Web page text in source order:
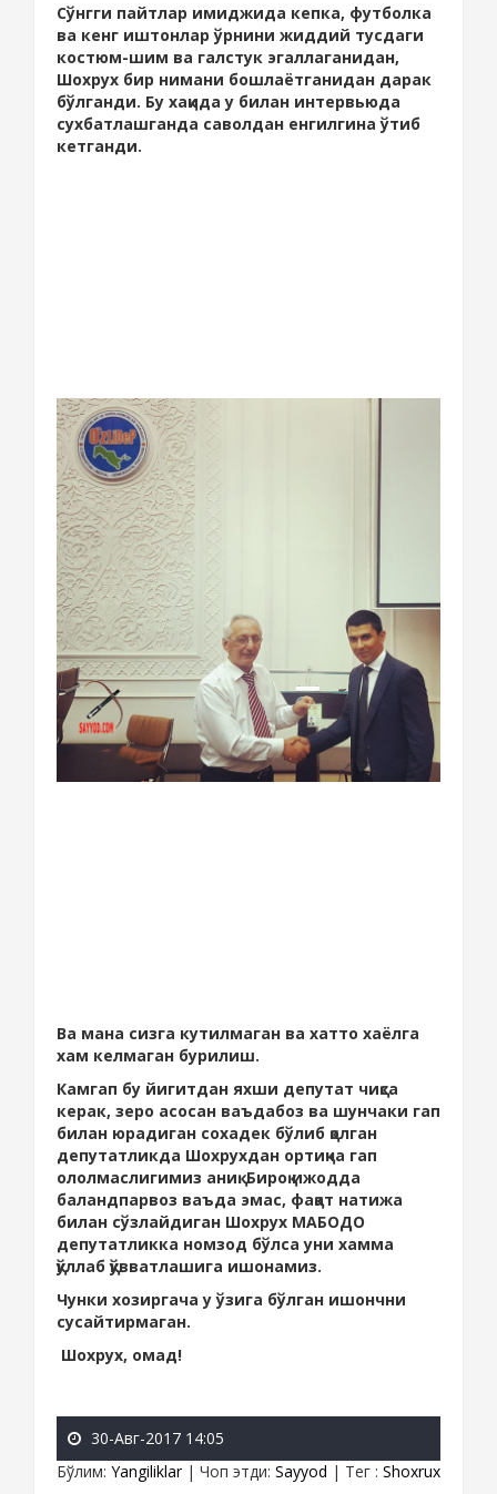
Сўнгги пайтлар имиджида кепка, футболка
ва кенг иштонлар ўрнини жиддий тусдаги
костюм-шим ва галстук эгаллаганидан,
Шохрух бир нимани бошлаётганидан дарак
бўлганди. Бу хақида у билан интервьюда
сухбатлашганда саволдан енгилгина ўтиб
кетганди.
Ва мана сизга кутилмаган ва хатто хаёлга
хам келмаган бурилиш.
Камгап бу йигитдан яхши депутат чиқса
керак, зеро асосан ваъдабоз ва шунчаки гап
билан юрадиган сохадек бўлиб қолган
депутатликда Шохрухдан ортиқча гап
ололмаслигимиз аниқ. Бироқ ижодда
баландпарвоз ваъда эмас, фақат натижа
билан сўзлайдиган Шохрух МАБОДО
депутатликка номзод бўлса уни хамма
қўллаб қўвватлашига ишонамиз.
Чунки хозиргача у ўзига бўлган ишончни
сусайтирмаган.
Шохрух, омад!
30-Авг-2017 14:05
Бўлим: Yangiliklar| Чоп этди: Sayyod | Тег : Shoxrux